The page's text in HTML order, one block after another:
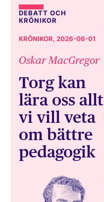
DEBATT OCH
KRÖNIKOR
KRÖNIKOR, 2026-06-01
Oskar MacGregor
Torg kan
lära oss allt
vi vill veta
om bättre
pedagogik